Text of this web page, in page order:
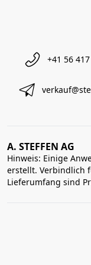
+41 56 417
A. STEFFEN AG
Hinweis: Einige
erstellt. Verbindlich
Lieferumfang sind